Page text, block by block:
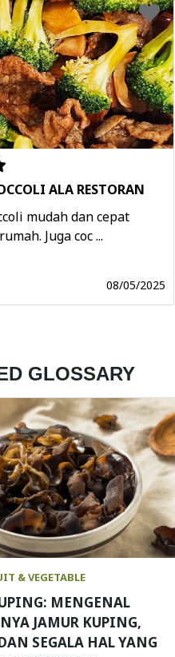
ALA RESTORAN
mudah dan cepat
Juga coc ...
08/05/2025
GLOSSARY
& VEGETABLE
MENGENAL
JAMUR KUPING,
SEGALA HAL YANG